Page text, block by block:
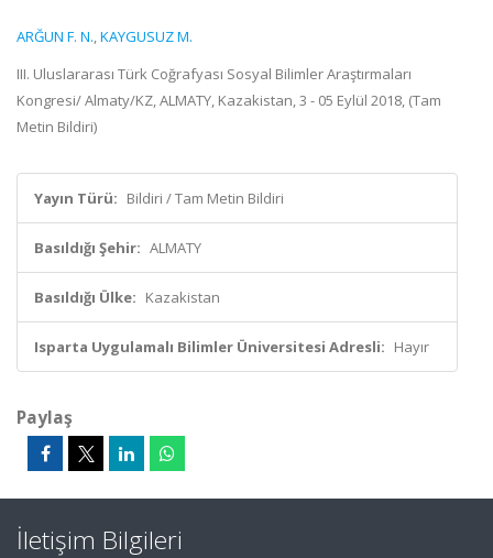
ARĞUN F. N.,KAYGUSUZ M.
III. Uluslararası Türk Coğrafyası Sosyal Bilimler Araştırmaları
Kongresi/ Almaty/KZ, ALMATY, Kazakistan, 3 - 05 Eylül 2018, (Tam
Metin Bildiri)
Yayın Türü: Bildiri / Tam Metin Bildiri
Basıldığı Şehir: ALMATY
Basıldığı Ülke: Kazakistan
Isparta Uygulamalı Bilimler Üniversitesi Adresli: Hayır
Paylaş
İletişim Bilgileri